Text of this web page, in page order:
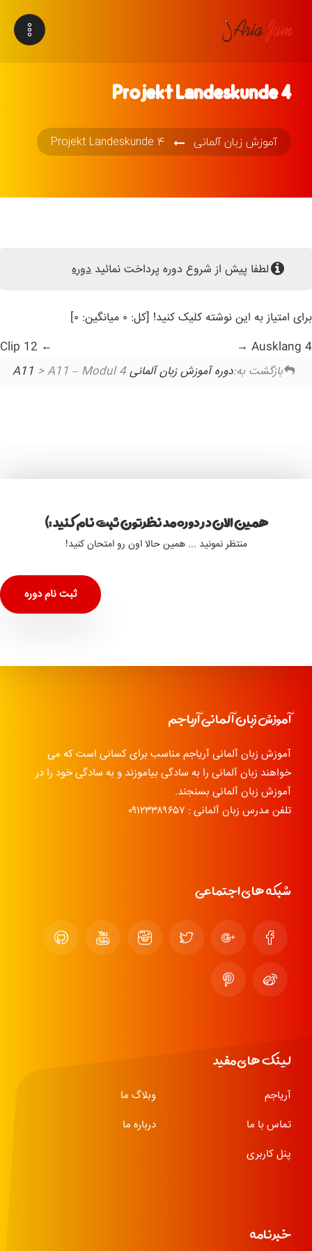
Projekt Landeskunde 4
آموزش زبان آلمانی Projekt Landeskunde 4
لطفا پیش از شروع دوره پرداخت نمائیددوره
برای امتیاز به این نوشته کلیک کنید! [کل: ۰ میانگین: ۰]
Ausklang 4
بازگشت به:دوره آموزش زبان آلمانی A11 > A11 – Modul 4
همین الان در دوره مد نظرتون ثبت نام کنید :)
منتظر نمونید ... همین حالا اون رو امتحان کنید!
ثبت نام دوره
آموزش زبان آلمانی آریاجم
آموزش زبان آلمانی آریاجم مناسب برای کسانی است که می
خواهند زبان آلمانی را به سادگی بیاموزند و به سادگی خود را در
آموزش زبان آلمانی بسنجند.
تلفن مدرس زبان آلمانی : ۰۹۱۲۳۳۸۹۶۵۷
شبکه های اجتماعی
لینک های مفید
آریاجم
وبلاگ ما
تماس با ما
درباره ما
پنل کاربری
خبرنامه